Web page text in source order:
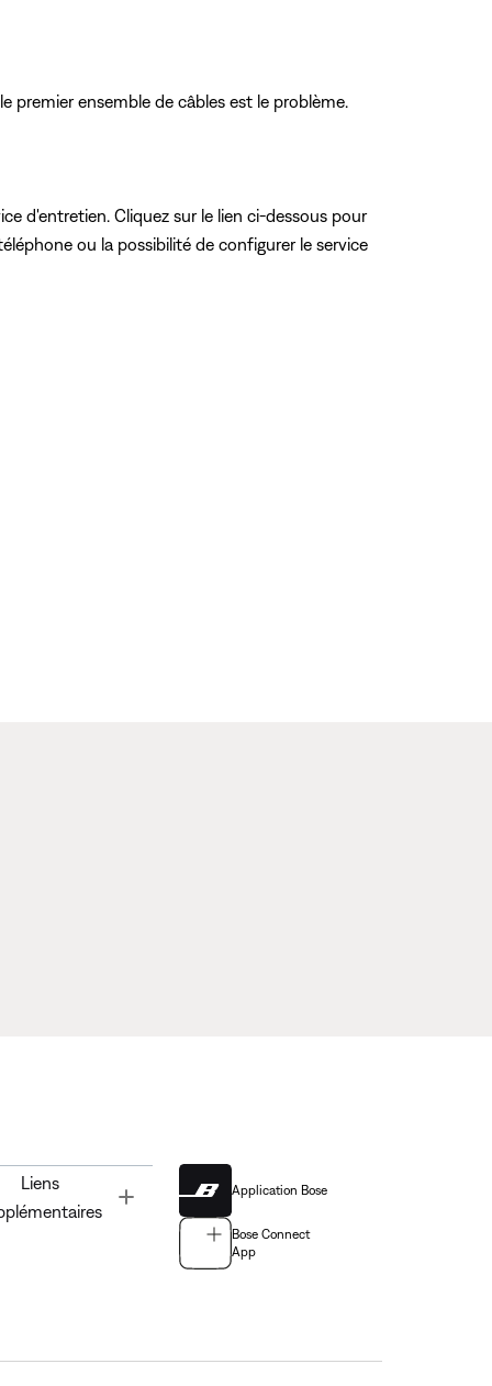
premier ensemble de câbles est le problème.
d'entretien. Cliquez sur le lien ci-dessous pour
ou la possibilité de configurer le service
Liens
Application Bose
Bose Connect
App